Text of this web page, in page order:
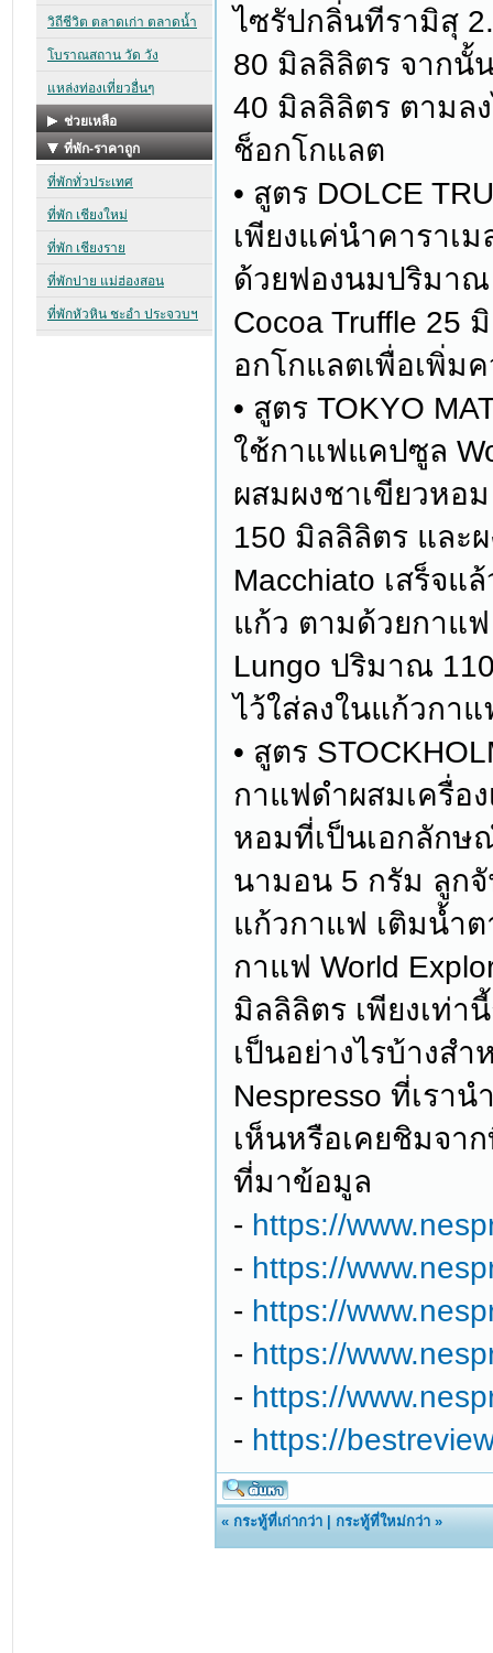
ไซรัปกลิ่นทีรามิสุ
80 มิลลิลิตร จากนั้
40 มิลลิลิตร ตามล
ช็อกโกแลต
• สูตร DOLCE
เพียงแค่นำคาราเ
ด้วยฟองนมปริมา
Cocoa Truffle 25
อกโกแลตเพื่อเพิ่ม
• สูตร TOKYO
ใช้กาแฟแคปซูล
ผสมผงชาเขียวหอ
150 มิลลิลิตร และ
Macchiato เสร็จแ
แก้ว ตามด้วยกาแฟ
Lungo ปริมาณ
ไว้ใส่ลงในแก้วกา
• สูตร
กาแฟดำผสมเครื่อ
หอมที่เป็นเอกลักษ
นามอน 5 กรัม ลูก
แก้วกาแฟ เติมน้ำ
กาแฟ World
มิลลิลิตร เพียงเท่า
เป็นอย่างไรบ้างส
Nespresso ที่เรา
เห็นหรือเคยชิมจา
ที่มาข้อมูล
- https://
- https://
- https://
- https://
- https://
- https://
«กระทู้ที่เก่ากว่า |กระทู้ที่ใหม่กว่า »